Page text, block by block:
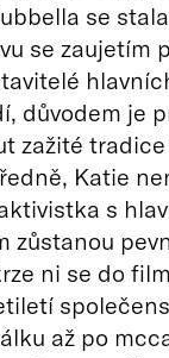
se
se zaujetím
důvodem je
zažité
Katie
s
ni se do
až po